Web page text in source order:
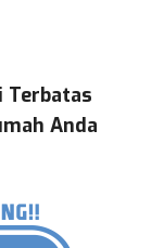
Terbatas
Anda